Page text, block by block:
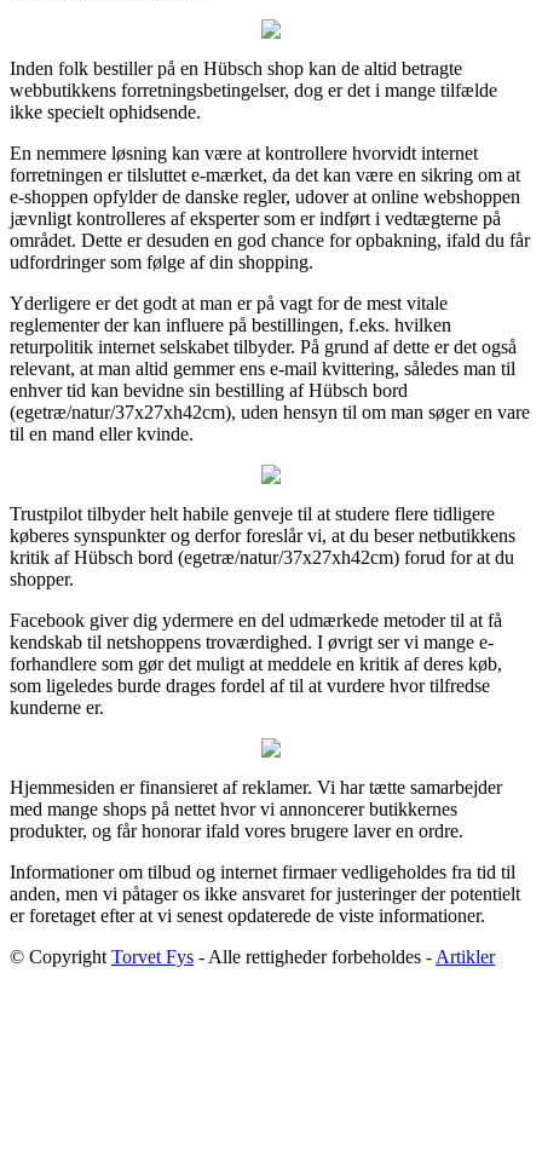
Inden folk bestiller på en Hübsch shop kan de altid betragte
webbutikkens forretningsbetingelser, dog er det i mange tilfælde
ikke specielt ophidsende.
En nemmere løsning kan være at kontrollere hvorvidt internet
forretningen er tilsluttet e-mærket, da det kan være en sikring om at
e-shoppen opfylder de danske regler, udover at online webshoppen
jævnligt kontrolleres af eksperter som er indført i vedtægterne på
området. Dette er desuden en god chance for opbakning, ifald du får
udfordringer som følge af din shopping.
Yderligere er det godt at man er på vagt for de mest vitale
reglementer der kan influere på bestillingen, f.eks. hvilken
returpolitik internet selskabet tilbyder. På grund af dette er det også
relevant, at man altid gemmer ens e-mail kvittering, således man til
enhver tid kan bevidne sin bestilling af Hübsch bord
(egetræ/natur/37x27xh42cm), uden hensyn til om man søger en vare
til en mand eller kvinde.
Trustpilot tilbyder helt habile genveje til at studere flere tidligere
køberes synspunkter og derfor foreslår vi, at du beser netbutikkens
kritik af Hübsch bord (egetræ/natur/37x27xh42cm) forud for at du
shopper.
Facebook giver dig ydermere en del udmærkede metoder til at få
kendskab til netshoppens troværdighed. I øvrigt ser vi mange e-
forhandlere som gør det muligt at meddele en kritik af deres køb,
som ligeledes burde drages fordel af til at vurdere hvor tilfredse
kunderne er.
Hjemmesiden er finansieret af reklamer. Vi har tætte samarbejder
med mange shops på nettet hvor vi annoncerer butikkernes
produkter, og får honorar ifald vores brugere laver en ordre.
Informationer om tilbud og internet firmaer vedligeholdes fra tid til
anden, men vi påtager os ikke ansvaret for justeringer der potentielt
er foretaget efter at vi senest opdaterede de viste informationer.
© Copyright Torvet Fys - Alle rettigheder forbeholdes - Artikler